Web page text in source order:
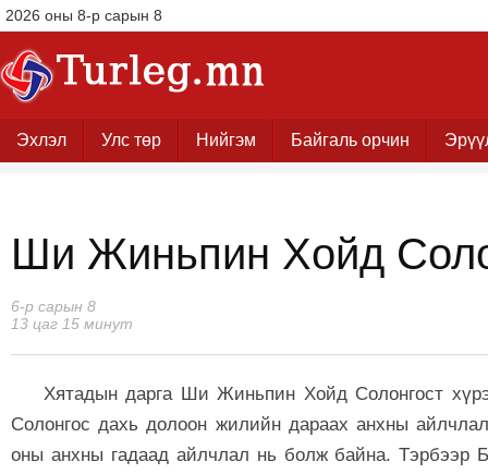
2026 оны 8-р сарын 8
Эхлэл Улс төр Нийгэм Байгаль орчин
Ши Жиньпин Хойд
6-р сарын 8
13 цаг 15 минут
Хятадын дарга Ши Жиньпин Хойд Солонгост
Солонгос дахь долоон жилийн дараах анхны
оны анхны гадаад айлчлал нь болж байна. Тэрбээр